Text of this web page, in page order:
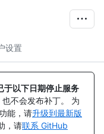
设置
以下日期停止服务
不会发布补丁。 为
能，请升级到最新版
，请联系 GitHub